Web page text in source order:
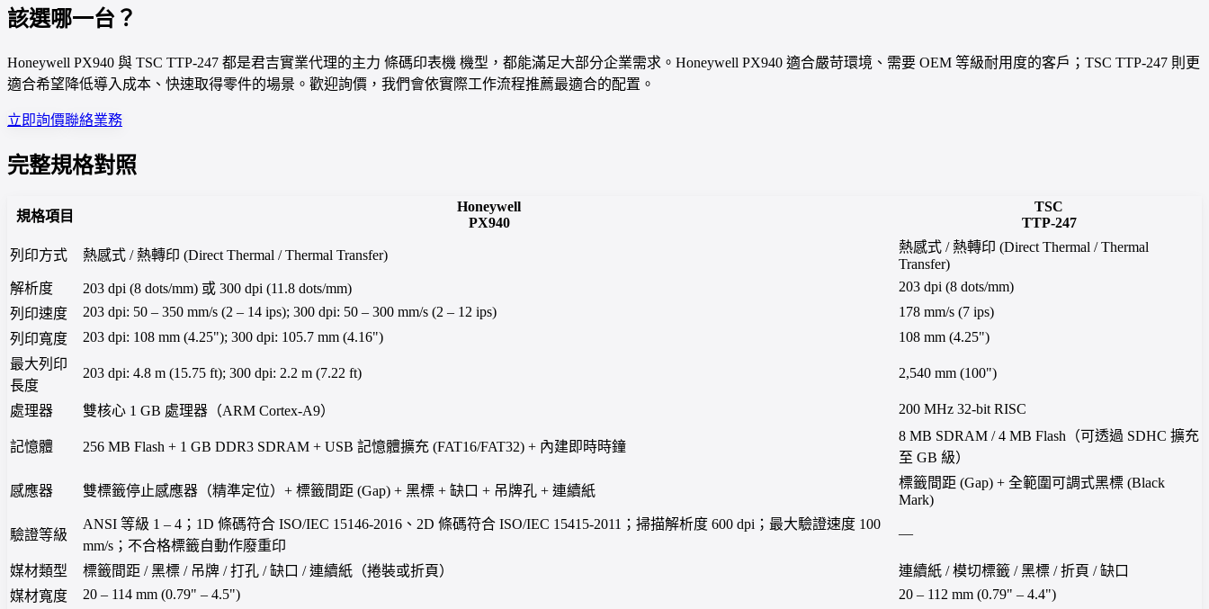
該選哪一台？
Honeywell PX940 與 TSC TTP-247 都是君吉實業代理的主力 條碼印表機 機型，都能滿足大部分企業需求。Honeywell PX940 適合嚴苛環境、需要 OEM 等級耐用度的客戶；TSC TTP-247 則更
適合希望降低導入成本、快速取得零件的場景。歡迎詢價，我們會依實際工作流程推薦最適合的配置。
立即詢價聯絡業務
完整規格對照
規格項目
Honeywell
PX940
TSC
TTP-247
列印方式 熱感式 / 熱轉印 (Direct Thermal / Thermal Transfer)
熱感式 / 熱轉印 (Direct Thermal / Thermal
Transfer)
解析度
203 dpi (8 dots/mm) 或 300 dpi (11.8 dots/mm)
203 dpi (8 dots/mm)
列印速度
203 dpi: 50 – 350 mm/s (2 – 14 ips); 300 dpi: 50 – 300 mm/s (2 – 12 ips)
178 mm/s (7 ips)
列印寬度
203 dpi: 108 mm (4.25"); 300 dpi: 105.7 mm (4.16")
108 mm (4.25")
最大列印
長度
203 dpi: 4.8 m (15.75 ft); 300 dpi: 2.2 m (7.22 ft) 2,540 mm (100")
處理器 雙核心 1 GB 處理器（ARM Cortex-A9） 200 MHz 32-bit RISC
記憶體 256 MB Flash + 1 GB DDR3 SDRAM + USB 記憶體擴充 (FAT16/FAT32) + 內建即時時鐘
8 MB SDRAM / 4 MB Flash（可透過 SDHC 擴充
至 GB 級）
感應器 雙標籤停止感應器（精準定位）+ 標籤間距 (Gap) + 黑標 + 缺口 + 吊牌孔 + 連續紙
標籤間距 (Gap) + 全範圍可調式黑標 (Black
Mark)
驗證等級
ANSI 等級 1 – 4；1D 條碼符合 ISO/IEC 15146-2016、2D 條碼符合 ISO/IEC 15415-2011；掃描解析度 600 dpi；最大驗證速度 100
mm/s；不合格標籤自動作廢重印
—
媒材類型 標籤間距 / 黑標 / 吊牌 / 打孔 / 缺口 / 連續紙（捲裝或折頁）
連續紙 / 模切標籤 / 黑標 / 折頁 / 缺口
媒材寬度
20 – 114 mm (0.79" – 4.5")
20 – 112 mm (0.79" – 4.4")